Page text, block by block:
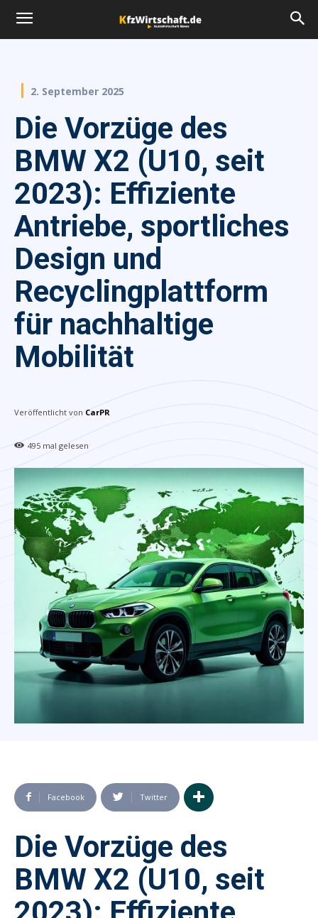
2. September 2025
Die Vorzüge des
BMW X2 (U10, seit
2023): Effiziente
Antriebe, sportliches
Design und
Recyclingplattform
für nachhaltige
Mobilität
Veröffentlicht von CarPR
495 mal gelesen
Facebook Twitter
Die Vorzüge des
BMW X2 (U10, seit